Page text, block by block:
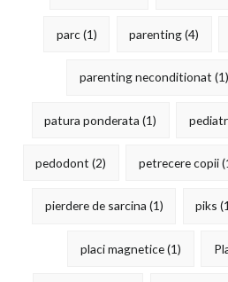
parc(1) parenting(4)
parenting neconditionat (1)
patura ponderata (1)
pedodont (2) petrecere copii
pierdere de sarcina (1) piks
placi magnetice(1)